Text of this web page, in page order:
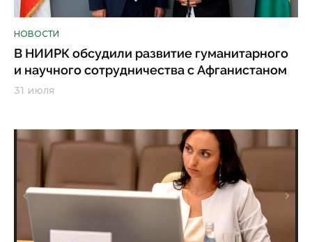
НОВОСТИ
В НИИРК обсудили развитие гуманитарного
и научного сотрудничества с Афганистаном
31 июля